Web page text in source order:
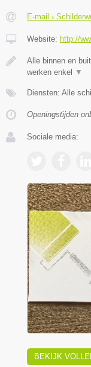
E-mail ›
Website: http://
Alle binnen en
werken enkel
▼
Diensten: Alle
Openingstijden
Sociale media:
BEKIJK